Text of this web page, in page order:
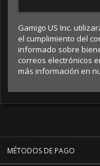
Gamigo US Inc.
el cumplimiento del
informado sobre
correos electrónicos
más información en
MÉTODOS DE PAGO